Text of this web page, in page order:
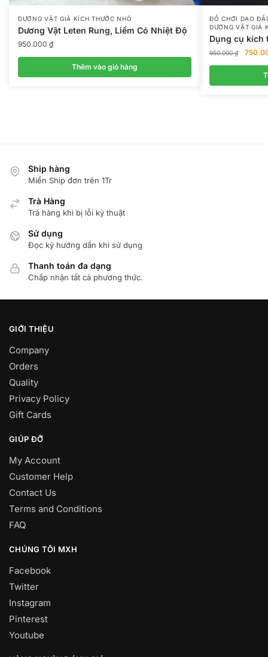
DƯƠNG VẬT GIẢ KÍCH THƯỚC NHỎ
Dương Vật Leten Rung, Liếm Có Nhiệt Độ
950.000 ₫
Thêm vào giỏ hàng
ĐỒ CHƠI DẠO
DƯƠNG VẬT GIẢ
Dụng cụ kích
950.000₫
Giá
gốc
Ship hàng
Miển Ship đơn trên 1Tr
Trà Hàng
Trả hàng khi bị lỗi kỷ thuật
Sử dụng
Đọc kỹ hướng dẩn khi sử dụng
Thanh toán đa dạng
Chấp nhận tất cả phương thức.
GIỚI THIỆU
Company
Orders
Quality
Privacy Policy
Gift Cards
GIÚP ĐỠ
My Account
Customer Help
Contact Us
Terms and Conditions
FAQ
CHÚNG TÔI MXH
Facebook
Twitter
Instagram
Pinterest
Youtube